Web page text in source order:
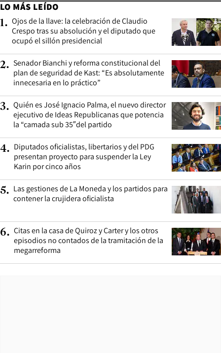
LO MÁS LEÍDO
1. Ojos de la llave: la celebración de Claudio
Crespo tras su absolución y el diputado que
ocupó el sillón presidencial
2. Senador Bianchi y reforma constitucional del
plan de seguridad de Kast: “Es absolutamente
innecesaria en lo práctico”
3. Quién es José Ignacio Palma, el nuevo director
ejecutivo de Ideas Republicanas que potencia
la “camada sub 35″del partido
4. Diputados oficialistas, libertarios y del PDG
presentan proyecto para suspender la Ley
Karin por cinco años
5. Las gestiones de La Moneda y los partidos para
contener la crujidera oficialista
6. Citas en la casa de Quiroz y Carter y los otros
episodios no contados de la tramitación de la
megarreforma